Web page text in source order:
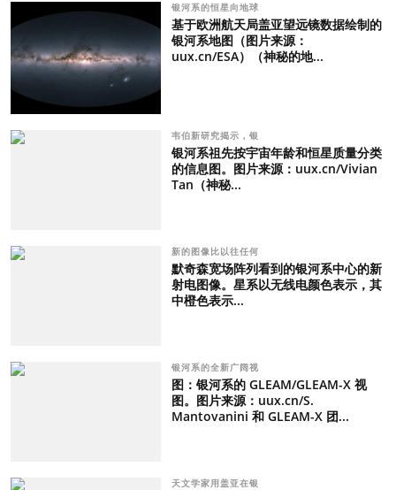
银河系的恒星向地球
基于欧洲航天局盖亚望远镜数据绘制的
银河系地图（图片来源：
uux.cn/ESA）（神秘的地...
韦伯新研究揭示，银
银河系祖先按宇宙年龄和恒星质量分类
的信息图。图片来源：uux.cn/Vivian
Tan（神秘...
新的图像比以往任何
默奇森宽场阵列看到的银河系中心的新
射电图像。星系以无线电颜色表示，其
中橙色表示...
银河系的全新广阔视
图：银河系的 GLEAM/GLEAM-X 视
图。图片来源：uux.cn/S.
Mantovanini 和 GLEAM-X 团...
天文学家用盖亚在银